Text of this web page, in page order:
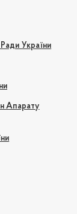
України
Апарату